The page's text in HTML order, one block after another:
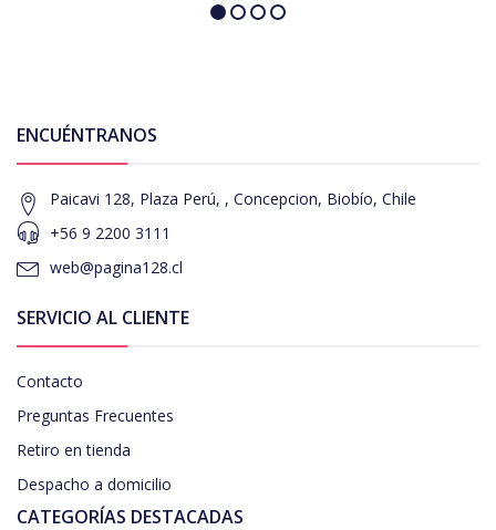
ENCUÉNTRANOS
Paicavi 128, Plaza Perú, , Concepcion, Biobío, Chile
+56 9 2200 3111
web@pagina128.cl
SERVICIO AL CLIENTE
Contacto
Preguntas Frecuentes
Retiro en tienda
Despacho a domicilio
CATEGORÍAS DESTACADAS